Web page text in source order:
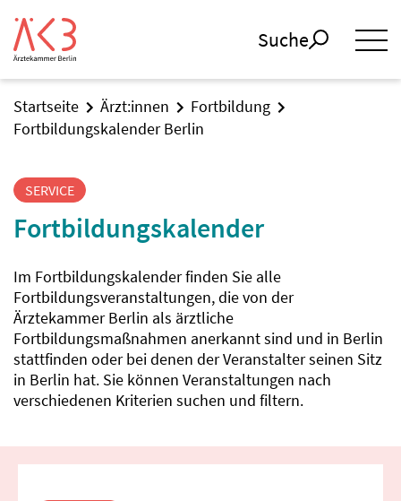
Suche
Startseite Ärzt:innen
Fortbildung
Fortbildungskalender Berlin
SERVICE
Fortbildungskalender
Im Fortbildungskalender finden Sie alle
Fortbildungsveranstaltungen, die von der
Ärztekammer Berlin als ärztliche
Fortbildungsmaßnahmen anerkannt sind und in Berlin
stattfinden oder bei denen der Veranstalter seinen Sitz
in Berlin hat. Sie können Veranstaltungen nach
verschiedenen Kriterien suchen und filtern.
Fortbildungssuche